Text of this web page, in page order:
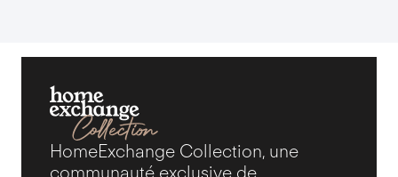
HomeExchange Collection, une
communauté exclusive de